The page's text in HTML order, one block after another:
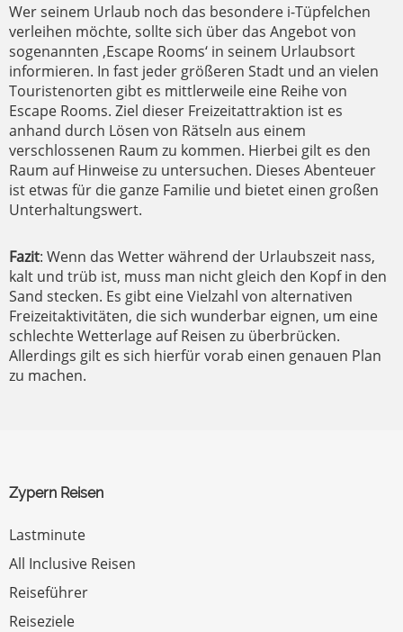
Wer seinem Urlaub noch das besondere i-Tüpfelchen
verleihen möchte, sollte sich über das Angebot von
sogenannten ‚Escape Rooms‘ in seinem Urlaubsort
informieren. In fast jeder größeren Stadt und an vielen
Touristenorten gibt es mittlerweile eine Reihe von
Escape Rooms. Ziel dieser Freizeitattraktion ist es
anhand durch Lösen von Rätseln aus einem
verschlossenen Raum zu kommen. Hierbei gilt es den
Raum auf Hinweise zu untersuchen. Dieses Abenteuer
ist etwas für die ganze Familie und bietet einen großen
Unterhaltungswert.
Fazit: Wenn das Wetter während der Urlaubszeit nass,
kalt und trüb ist, muss man nicht gleich den Kopf in den
Sand stecken. Es gibt eine Vielzahl von alternativen
Freizeitaktivitäten, die sich wunderbar eignen, um eine
schlechte Wetterlage auf Reisen zu überbrücken.
Allerdings gilt es sich hierfür vorab einen genauen Plan
zu machen.
Zypern Reisen
Lastminute
All Inclusive Reisen
Reiseführer
Reiseziele